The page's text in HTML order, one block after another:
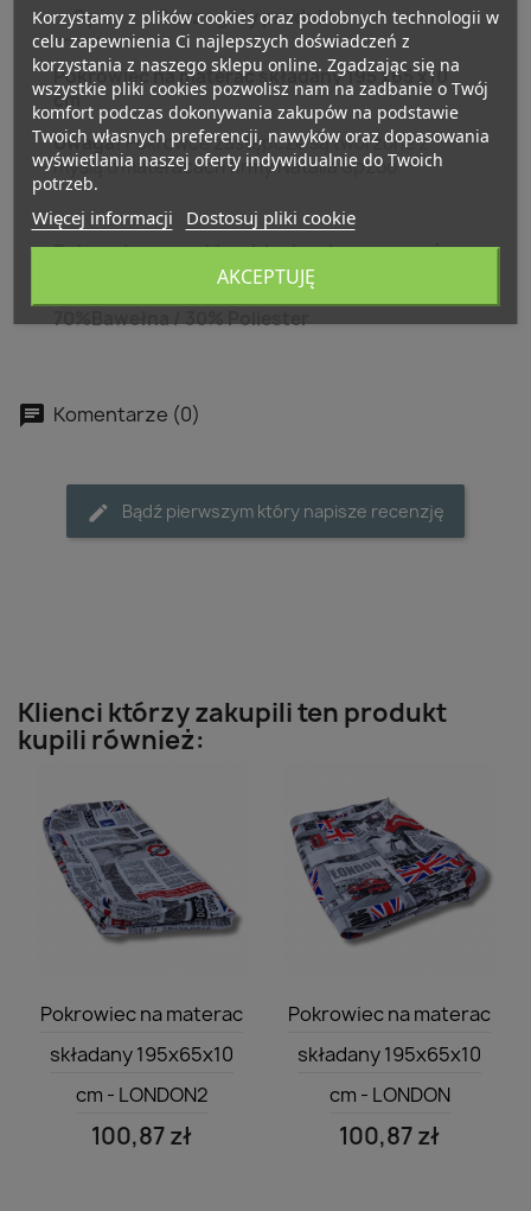
Opis Szczegóły produktu
Pokrowiec na materac składany 195 x65 x10
cm
Uwaga!Pokrowce zastępcze są tworzone z
myślą o materacach firmy Natalia Spzoo
Pokrowiec z zamkiem błyskawicznym, można
70%Bawełna / 30% Poliester
Komentarze (0)
Bądź pierwszym który napisze recenzję
Klienci którzy zakupili ten produkt
kupili również:
 Szybki podgląd
Pokrowiec na materac
składany 195x65x10
cm - LONDON2
100,87 zł
 Szybki podgląd
Pokrowiec na materac
składany 195x65x10
cm - LONDON
100,87 zł
Korzystamy z plików cookies oraz podobnych technologii w
celu zapewnienia Ci najlepszych doświadczeń z
korzystania z naszego sklepu online. Zgadzając się na
wszystkie pliki cookies pozwolisz nam na zadbanie o Twój
komfort podczas dokonywania zakupów na podstawie
Twoich własnych preferencji, nawyków oraz dopasowania
wyświetlania naszej oferty indywidualnie do Twoich
potrzeb.
Więcej informacji Dostosuj pliki cookie
AKCEPTUJĘ